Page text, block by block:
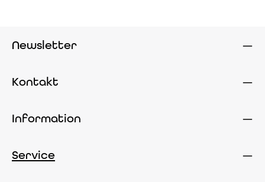
Newsletter
Kontakt
Information
Service